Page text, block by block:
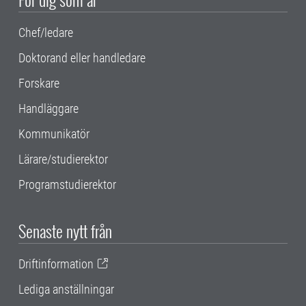
Chef/ledare
Doktorand eller handledare
Forskare
Handläggare
Kommunikatör
Lärare/studierektor
Programstudierektor
Senaste nytt från
Driftinformation
Lediga anställningar